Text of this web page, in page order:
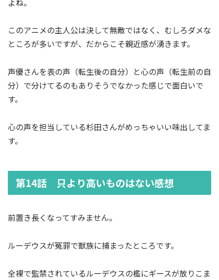
このアニメの主人公は決して無敵ではなく、むしろダメな
ところが多いですが、だからこそ親近感が湧きます。
声優さんを表の声（転生後の自分）と心の声（転生前の自
分）で分けてるのもありそうでなかった感じで面白いで
す。
心の声を担当している杉田さんがめっちゃいい味出してま
す。
第14話 只より高いものはない感想
前置き長くなってすみません。
ルーデウスが冤罪で獣族に捕まったところです。
全裸で監禁されているルーデウスの檻にギースが放りこま